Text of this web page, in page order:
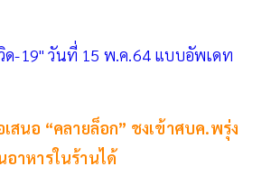
วิด-19" วันที่ 15 พ.ค.64 แบบอัพเดท
สนอ “คลายล็อก” ชงเข้าศบค.พรุ่ง
าหารในร้านได้